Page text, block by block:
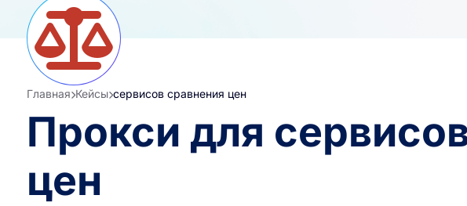
Главная Кейсы сервисов сравнения цен
Прокси для
цен